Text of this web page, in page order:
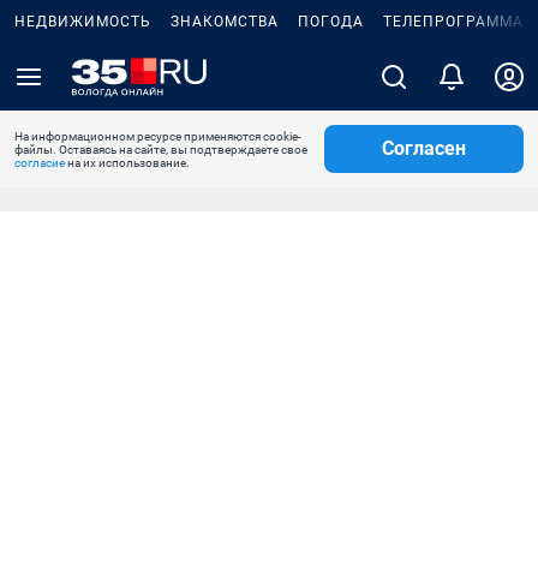
НЕДВИЖИМОСТЬ ЗНАКОМСТВА ПОГОДА ТЕЛЕПРОГРАММА
На информационном ресурсе применяются cookie-
файлы. Оставаясь на сайте, вы подтверждаете свое
согласиена их использование.
Согласен